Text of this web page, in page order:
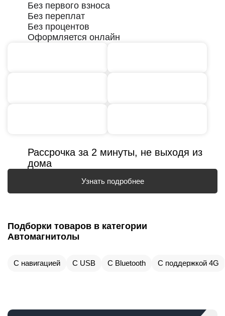
Без первого взноса
Без переплат
Без процентов
Оформляется онлайн
Рассрочка за 2 минуты, не выходя из
дома
Узнать подробнее
Подборки товаров в категории
Автомагнитолы
С навигацией С USB С Bluetooth С поддержкой 4G